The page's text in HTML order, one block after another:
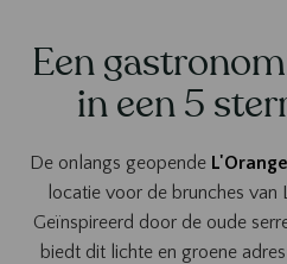
Een
in een 5
De onlangs geopende
locatie voor de brunches van
Geïnspireerd door de oude
biedt dit lichte en groene